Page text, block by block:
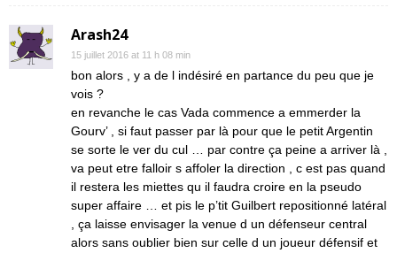
Arash24
15 juillet 2016 at 11 h 08 min
bon alors , y a de l indésiré en partance du peu que je
vois ?
en revanche le cas Vada commence a emmerder la
Gourv’ , si faut passer par là pour que le petit Argentin
se sorte le ver du cul … par contre ça peine a arriver là ,
va peut etre falloir s affoler la direction , c est pas quand
il restera les miettes qu il faudra croire en la pseudo
super affaire … et pis le p’tit Guilbert repositionné latéral
, ça laisse envisager la venue d un défenseur central
alors sans oublier bien sur celle d un joueur défensif et